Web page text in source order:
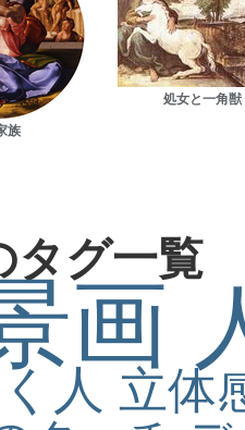
族
処女と一角獣
タグ一覧
画
人 立体